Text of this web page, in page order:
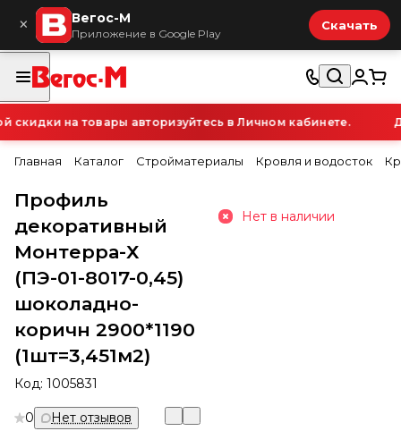
× Вегос-М
Приложение в Google Play
Скачать
на товары авторизуйтесь в Личном кабинете.
Главная Каталог Стройматериалы Кровля и водосток
Профиль
декоративный
Монтерра-Х
(ПЭ-01-8017-0,45)
шоколадно-
коричн 2900*1190
(1шт=3,451м2)
Код: 1005831
0 Нет отзывов
Нет в наличии